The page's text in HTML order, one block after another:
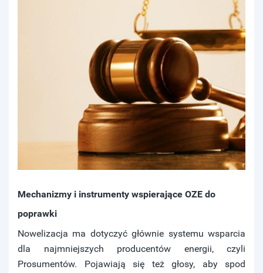
Mechanizmy i instrumenty wspierające OZE do
poprawki
Nowelizacja ma dotyczyć głównie systemu wsparcia
dla najmniejszych producentów energii, czyli
Prosumentów. Pojawiają się też głosy, aby spod